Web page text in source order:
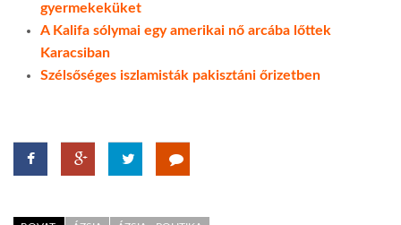
gyermekeküket
A Kalifa sólymai egy amerikai nő arcába lőttek
Karacsiban
Szélsőséges iszlamisták pakisztáni őrizetben